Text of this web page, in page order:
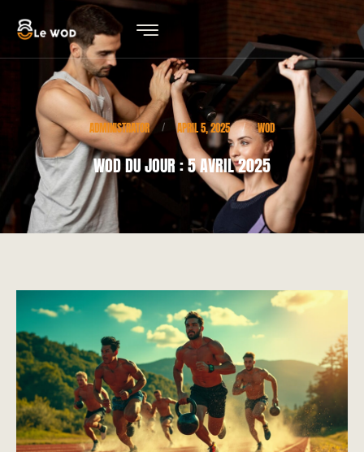
ADMINISTRATOR / APRIL 5, 2025 / WOD
WOD DU JOUR : 5 AVRIL 2025